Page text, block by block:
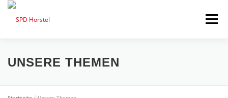
Zum
springen
Menü
STARTSEITE AKTUELLES
RATSFRAKTION
UNSERE THEMEN